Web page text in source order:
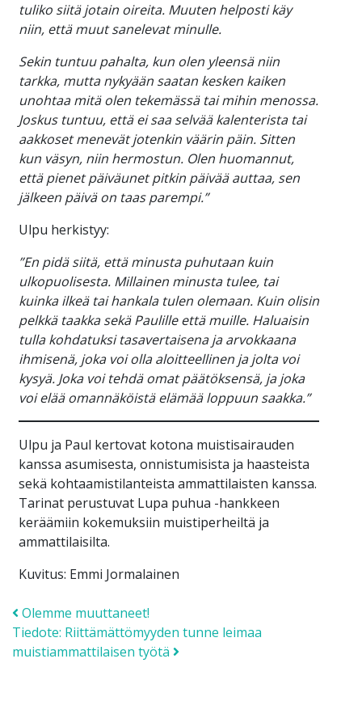
tuliko siitä jotain oireita. Muuten helposti käy
niin, että muut sanelevat minulle.
Sekin tuntuu pahalta, kun olen yleensä niin
tarkka, mutta nykyään saatan kesken kaiken
unohtaa mitä olen tekemässä tai mihin menossa.
Joskus tuntuu, että ei saa selvää kalenterista tai
aakkoset menevät jotenkin väärin päin. Sitten
kun väsyn, niin hermostun. Olen huomannut,
että pienet päiväunet pitkin päivää auttaa, sen
jälkeen päivä on taas parempi.”
Ulpu herkistyy:
”En pidä siitä, että minusta puhutaan kuin
ulkopuolisesta. Millainen minusta tulee, tai
kuinka ilkeä tai hankala tulen olemaan. Kuin olisin
pelkkä taakka sekä Paulille että muille. Haluaisin
tulla kohdatuksi tasavertaisena ja arvokkaana
ihmisenä, joka voi olla aloitteellinen ja jolta voi
kysyä. Joka voi tehdä omat päätöksensä, ja joka
voi elää omannäköistä elämää loppuun saakka.”
Ulpu ja Paul kertovat kotona muistisairauden
kanssa asumisesta, onnistumisista ja haasteista
sekä kohtaamistilanteista ammattilaisten kanssa.
Tarinat perustuvat Lupa puhua -hankkeen
keräämiin kokemuksiin muistiperheiltä ja
ammattilaisilta.
Kuvitus: Emmi Jormalainen
Post navigation
Olemme muuttaneet!
Tiedote: Riittämättömyyden tunne leimaa
muistiammattilaisen työtä